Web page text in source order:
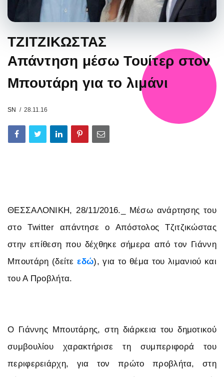
ΤΖΙΤΖΙΚΩΣΤΑΣ
Απάντηση μέσω Τουίτερ στον
Μπουτάρη για το λιμάνι
SN 28.11.16
ΘΕΣΣΑΛΟΝΙΚΗ, 28/11/2016._ Μέσω ανάρτησης του
στο Τwitter απάντησε ο Απόστολος Τζιτζικώστας
στην επίθεση που δέχθηκε σήμερα από τον Γιάννη
Μπουτάρη (δείτεεδώ), για το θέμα του λιμανιού και
του Α Προβλήτα.
Ο Γιάννης Μπουτάρης, στη διάρκεια του δημοτικού
συμβουλίου χαρακτήρισε τη συμπεριφορά του
περιφερειάρχη, για τον πρώτο προβλήτα, στη